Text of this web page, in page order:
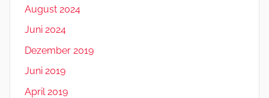
August 2024
Juni 2024
Dezember 2019
Juni 2019
April 2019